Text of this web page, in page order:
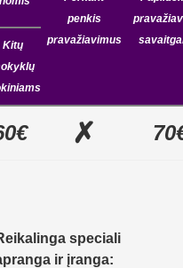
penkis
pravažiavimus
Kitų
✗
speciali
ir įranga: